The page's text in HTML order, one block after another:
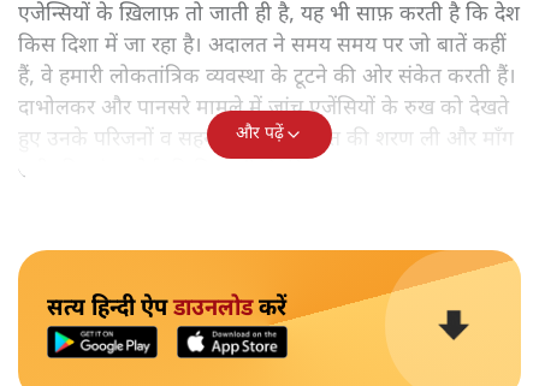
एजेन्सियों के ख़िलाफ़ तो जाती ही है, यह भी साफ़ करती है कि देश
किस दिशा में जा रहा है। अदालत ने समय समय पर जो बातें कहीं
हैं, वे हमारी लोकतांत्रिक व्यवस्था के टूटने की ओर संकेत करती हैं।
दाभोलकर और पानसरे मामले में जांच एजेंसियों के रुख को देखते
हुए उनके परिजनों व सहयोगियों ने अदालत की शरण ली और माँग
रखी की जांच कोर्ट की निगरानी में की जाय।
और पढ़ें
सत्य हिन्दी ऐपडाउनलोडकरें